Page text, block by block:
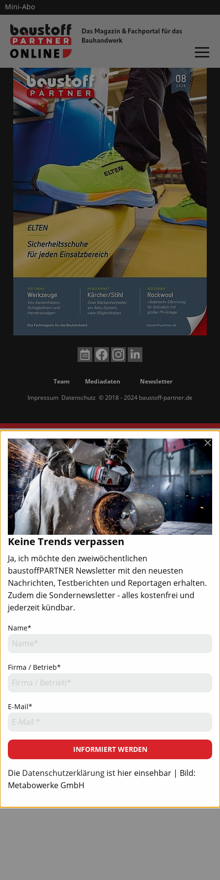
Das Magazin & Fachportal für das
Bauhandwerk
Mini-Abo
dieProfitester
ONLINE-MAGAZIN
Team Mediadaten
Newsletter
Impressum Datenschutz © 2018 - 2024 baustoff-partner.de
Keine Trends verpassen
Ja, ich möchte den zweiwöchentlichen
baustoffPARTNER Newsletter mit den neuesten
Nachrichten, Testberichten und Reportagen erhalten.
Zudem die Sondernewsletter - alles kostenfrei und
jederzeit kündbar.
Name*
Firma / Betrieb*
E-Mail*
INFORMIERT WERDEN
Die Datenschutzerklärung ist hier einsehbar | Bild:
Metabowerke GmbH
×